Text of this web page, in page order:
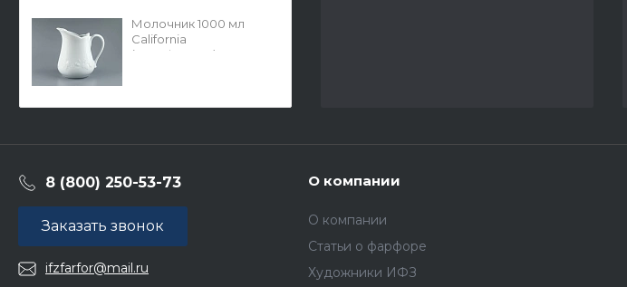
Молочник 1000 мл
California
(Калифорния), арт
8 (800) 250-53-73
Заказать звонок
ifzfarfor@mail.ru
О компании
О компании
Статьи о фарфоре
Художники ИФЗ